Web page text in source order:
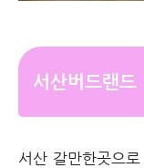
서산버드랜드
서산 갈만한곳으